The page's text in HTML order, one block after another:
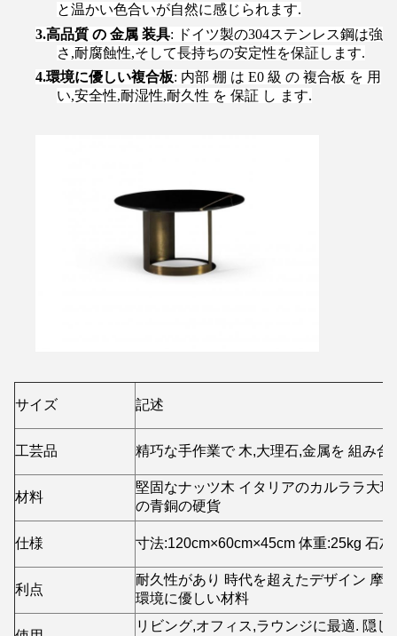
と温かい色合いが自然に感じられます.
3.高品質 の 金属 装具: ドイツ製の304ステンレス鋼は強
さ,耐腐蝕性,そして長持ちの安定性を保証します.
4.環境に優しい複合板: 内部 棚 は E0 級 の 複合板 を 用
い,安全性,耐湿性,耐久性 を 保証 し ます.
サイズ 記述
工芸品 精巧な手作業で 木,大理石,金属を 組み合
材料
堅固なナッツ木 イタリアのカルララ大
の青銅の硬貨
仕様 寸法:120cm×60cm×45cm 体重:25kg 石
利点
耐久性があり 時代を超えたデザイン 摩
環境に優しい材料
リビング,オフィス,ラウンジに最適. 隠